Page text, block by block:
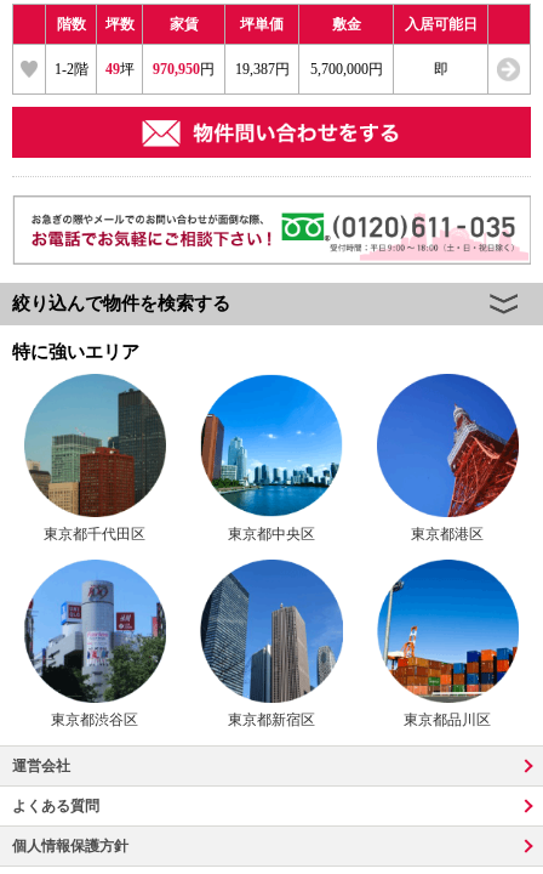
階数 坪数 家賃 坪単価 敷金 入居可能日
1-2階 49坪 970,950円 19,387円 5,700,000円 即
絞り込んで物件を検索する
特に強いエリア
東京都千代田区 東京都中央区 東京都港区
東京都渋谷区 東京都新宿区 東京都品川区
運営会社
よくある質問
個人情報保護方針